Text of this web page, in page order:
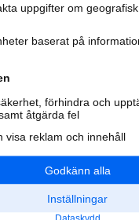
Kom igång och
Populära
Annonsera
Integritet
uppgifter om geografisk
baserat på
förhindra och
åtgärda fel
visa reklam och innehåll
Godkänn alla
Inställningar
Dataskydd